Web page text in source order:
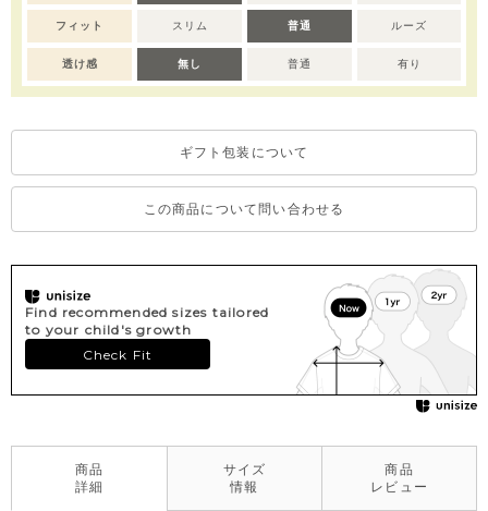
フィット スリム 普通 ルーズ
透け感 無し 普通 有り
ギフト包装について
この商品について問い合わせる
Find recommended sizes tailored
to your child's growth
Check Fit
商品
詳細
サイズ
情報
商品
レビュー